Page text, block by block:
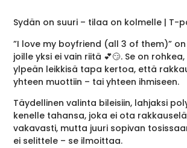
Sydän on suuri – tilaa on kolmelle | T-
”I love my boyfriend (all 3 of them)”
joille yksi ei vain riitä 💕😏. Se on
ylpeän leikkisä tapa kertoa, että
yhteen muottiin – tai yhteen ihmiseen.
Täydellinen valinta bileisiin, lahjaksi
kenelle tahansa, joka ei ota
vakavasti, mutta juuri sopivan
ei selittele – se ilmoittaa.